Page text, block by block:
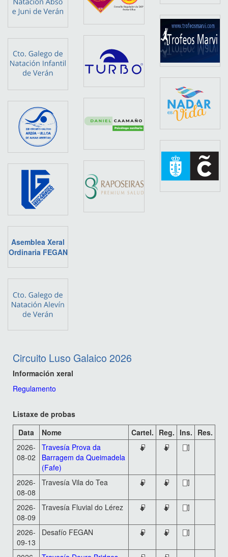
Asemblea Xeral
Ordinaria FEGAN
Circuito Luso Galaico 2026
Información xeral
Regulamento
Listaxe de probas
Data
Nome Cartel. Reg. Ins. Res.
2026-
08-02
Travesía Prova da
Barragem da Queimadela
(Fafe)
2026-
08-08
Travesía Vila do Tea
2026-
08-09
Travesía Fluvial do Lérez
2026-
09-13
Desafío FEGAN